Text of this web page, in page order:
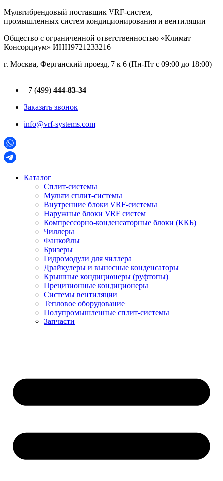
Перейти
к
Мультибрендовый поставщик VRF-cистем,
промышленных систем кондиционирования и вентиляции
Общество с ограниченной ответственностью «Климат
Консорциум» ИНН9721233216
г. Москва, Ферганский проезд, 7 к 6 (Пн-Пт с 09:00 до 18:00)
+7 (499) 444-83-34
Заказать звонок
info@vrf-systems.com
Каталог
Сплит-системы
Мульти сплит-системы
Внутренние блоки VRF-cистемы
Наружные блоки VRF cистем
Компрессорно-конденсаторные блоки (ККБ)
Чиллеры
Фанкойлы
Бризеры
Гидромодули для чиллера
Драйкулеры и выносные конденсаторы
Крышные кондиционеры (руфтопы)
Прецизионные кондиционеры
Системы вентиляции
Тепловое оборудование
Полупромышленные сплит-системы
Запчасти